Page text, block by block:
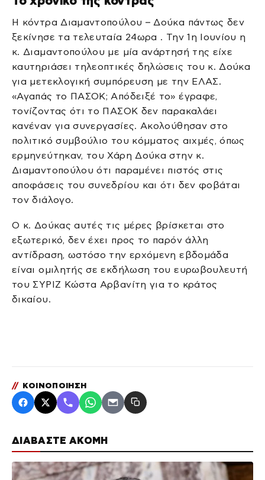
ΔΙΑΒΑΣΤΕ ΑΚΟΜΗ
Η κόντρα Διαμαντοπούλου – Δούκα πάντως δεν
ξεκίνησε τα τελευταία 24ωρα . Την 1η Ιουνίου η
κ. Διαμαντοπούλου με μία ανάρτησή της είχε
καυτηριάσει τηλεοπτικές δηλώσεις του κ. Δούκα
για μετεκλογική συμπόρευση με την ΕΛΑΣ.
«Αγαπάς το ΠΑΣΟΚ; Απόδειξέ το» έγραφε,
τονίζοντας ότι το ΠΑΣΟΚ δεν παρακαλάει
κανέναν για συνεργασίες. Ακολούθησαν στο
πολιτικό συμβούλιο του κόμματος αιχμές, όπως
ερμηνεύτηκαν, του Χάρη Δούκα στην κ.
Διαμαντοπούλου ότι παραμένει πιστός στις
αποφάσεις του συνεδρίου και ότι δεν φοβάται
τον διάλογο.
Ο κ. Δούκας αυτές τις μέρες βρίσκεται στο
εξωτερικό, δεν έχει προς το παρόν άλλη
αντίδραση, ωστόσο την ερχόμενη εβδομάδα
είναι ομιλητής σε εκδήλωση του ευρωβουλευτή
του ΣΥΡΙΖ Κώστα Αρβανίτη για το κράτος
δικαίου.
// ΚΟΙΝΟΠΟΙΗΣΗ